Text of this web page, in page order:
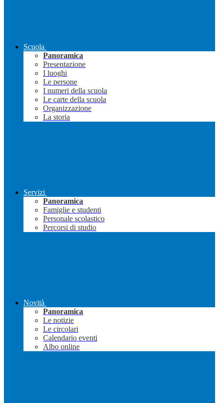
Scuola
Panoramica
Presentazione
I luoghi
Le persone
I numeri della scuola
Le carte della scuola
Organizzazione
La storia
Servizi
Panoramica
Famiglie e studenti
Personale scolastico
Percorsi di studio
Novità
Panoramica
Le notizie
Le circolari
Calendario eventi
Albo online